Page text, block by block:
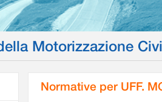
Motorizzazione
Normative per UFF.